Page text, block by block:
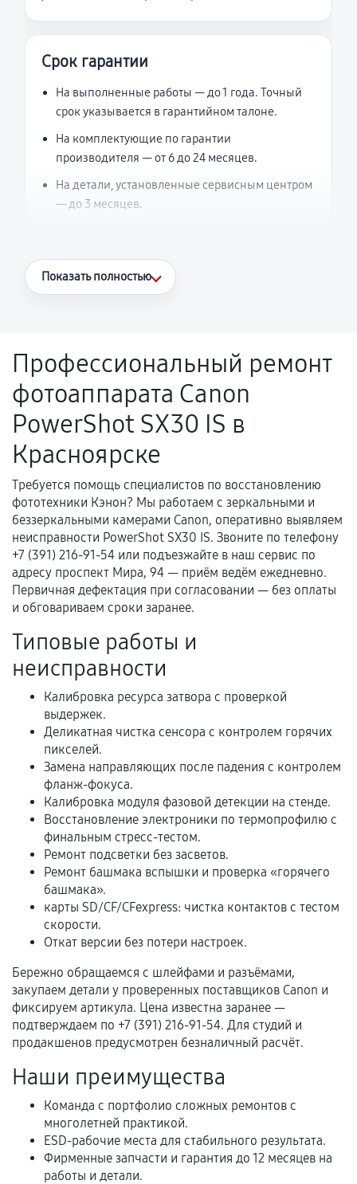
Срок гарантии
На выполненные работы — до 1 года. Точный
срок указывается в гарантийном талоне.
На комплектующие по гарантии
производителя — от 6 до 24 месяцев.
На детали, установленные сервисным центром
— до 3 месяцев.
Что считается гарантийным случаем
Поломка установленной детали при
нормальной эксплуатации в течение
гарантийного срока.
Несоответствие комплектующей заявленным
техническим характеристикам.
Документы для подтверждения
гарантии
Гарантийный талон.
Акт выполненных работ с датой, перечнем
услуг и сроком гарантии.
Документы на установленные комплектующие
и кассовый чек.
Расширенная гарантия
В некоторых случаях возможно оформление
расширенной гарантии. Стоимость, сроки и
условия продления согласовываются отдельно и
фиксируются в документах.
Когда гарантия не действует
Нарушение правил эксплуатации,
механические повреждения, попадание влаги,
Самостоятельный ремонт или вмешательство
третьих лиц.
Естественный износ деталей, если иное не
предусмотрено отдельно.
Обращение после окончания гарантийного
срока.
Программные сбои, если это не указано в
отдельных условиях.
Показать полностью
Профессиональный ремонт
фотоаппарата Canon
PowerShot SX30 IS в
Красноярске
Требуется помощь специалистов по восстановлению
фототехники Кэнон? Мы работаем с зеркальными и
беззеркальными камерами Canon, оперативно выявляем
неисправности PowerShot SX30 IS. Звоните по телефону
+7 (391) 216-91-54 или подъезжайте в наш сервис по
адресу проспект Мира, 94 — приём ведём ежедневно.
Первичная дефектация при согласовании — без оплаты
и обговариваем сроки заранее.
Типовые работы и
неисправности
Калибровка ресурса затвора с проверкой
выдержек.
Деликатная чистка сенсора с контролем горячих
пикселей.
Замена направляющих после падения с контролем
фланж-фокуса.
Калибровка модуля фазовой детекции на стенде.
Восстановление электроники по термопрофилю с
финальным стресс-тестом.
Ремонт подсветки без засветов.
Ремонт башмака вспышки и проверка «горячего
башмака».
карты SD/CF/CFexpress: чистка контактов с тестом
скорости.
Откат версии без потери настроек.
Бережно обращаемся с шлейфами и разъёмами,
закупаем детали у проверенных поставщиков Canon и
фиксируем артикула. Цена известна заранее —
подтверждаем по +7 (391) 216-91-54. Для студий и
продакшенов предусмотрен безналичный расчёт.
Наши преимущества
Команда с портфолио сложных ремонтов с
многолетней практикой.
ESD-рабочие места для стабильного результата.
Фирменные запчасти и гарантия до 12 месяцев на
работы и детали.